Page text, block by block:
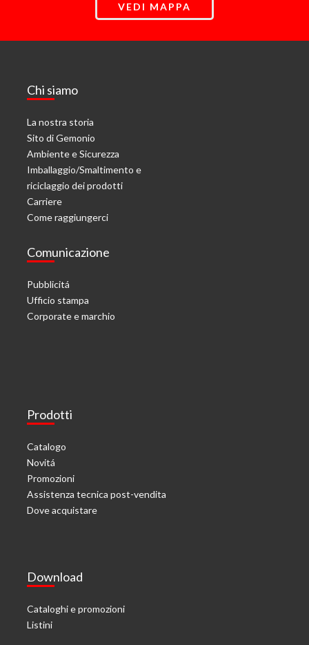
VEDI MAPPA
Chi siamo
La nostra storia
Sito di Gemonio
Ambiente e Sicurezza
Imballaggio/Smaltimento e
riciclaggio dei prodotti
Carriere
Come raggiungerci
Comunicazione
Pubblicitá
Ufficio stampa
Corporate e marchio
Prodotti
Catalogo
Novitá
Promozioni
Assistenza tecnica post-vendita
Dove acquistare
Download
Cataloghi e promozioni
Listini